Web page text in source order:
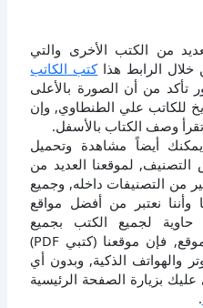
من الكتب الأخرى والتي
خلال الرابط هذاكتب الكاتب
تأكد من أن الصورة بالأعلى
للكاتب علي الطنطاوي, وإن
وصف الكتاب بالأسفل.
أيضاً مشاهدة وتحميل
لموقعنا العديد من
من التصنيفات داخله, وجميع
100%, كما وأننا نعتبر من أفضل مواقع
لجميع الكتب بجميع
تخصصاتها, وبالنسبة لتصفح الموقع, فإن موقعنا (كتبي PDF)
والهواتف الذكية, وبدون أي
بزيارة الصفحة الرئيسية
.